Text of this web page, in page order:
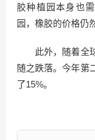
胶种植园本身也
园，橡胶的价格仍
此外，随着全球
随之跌落。今年第
了15%。